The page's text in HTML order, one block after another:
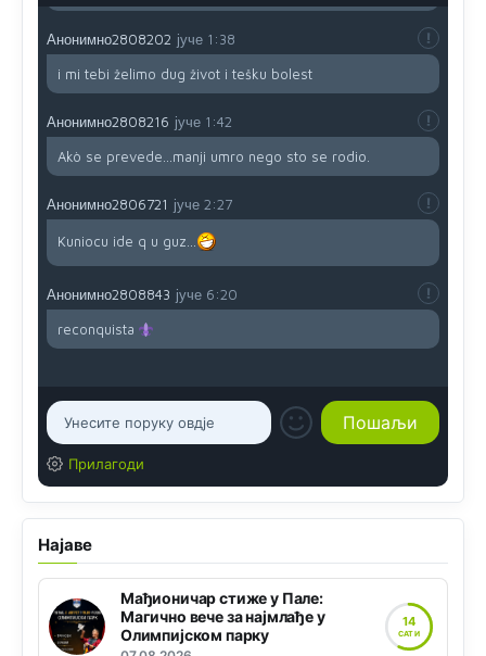
Анонимно2808202 јуче 1:38
i mi tebi želimo dug život i tešku bolest
Анонимно2808216 јуче 1:42
Akò se prevede...manji umro nego sto se rodio.
Анонимно2806721 јуче 2:27
Kuniocu ide q u guz...
Анонимно2808843 јуче 6:20
reconquista
Прилагоди
Најаве
Мађионичар стиже у Пале:
Магично вече за најмлађе у
Олимпијском парку
14
САТИ